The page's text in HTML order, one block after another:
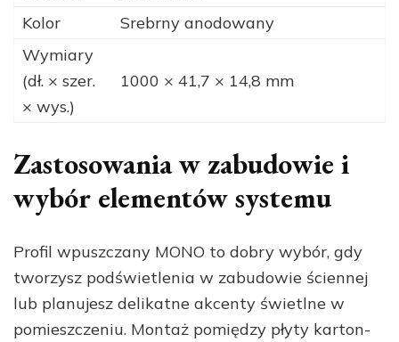
Kolor
Srebrny anodowany
Wymiary
(dł. × szer.
× wys.)
1000 × 41,7 × 14,8 mm
Zastosowania w zabudowie i
wybór elementów systemu
Profil wpuszczany MONO to dobry wybór, gdy
tworzysz podświetlenia w zabudowie ściennej
lub planujesz delikatne akcenty świetlne w
pomieszczeniu. Montaż pomiędzy płyty karton-